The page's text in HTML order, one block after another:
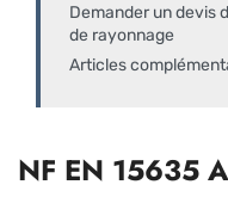
Demander un devis
de rayonnage
Articles
NF EN 15635